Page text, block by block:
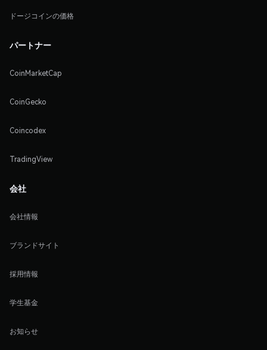
ドージコインの価格
パートナー
CoinMarketCap
CoinGecko
Coincodex
TradingView
会社
会社情報
ブランドサイト
採用情報
学生基金
お知らせ